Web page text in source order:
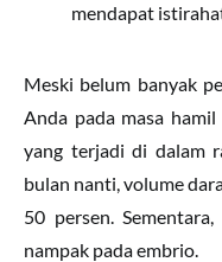
mendapat
Meski belum banyak
Anda pada masa
yang terjadi di dalam
bulan nanti, volume
50 persen.
nampak pada embrio.